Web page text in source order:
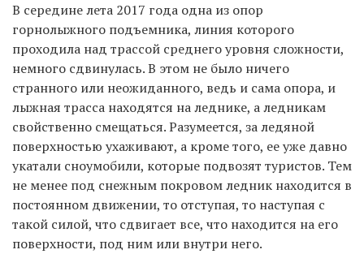
В середине лета 2017 года одна из опор
горнолыжного подъемника, линия которого
проходила над трассой среднего уровня сложности,
немного сдвинулась. В этом не было ничего
странного или неожиданного, ведь и сама опора, и
лыжная трасса находятся на леднике, а ледникам
свойственно смещаться. Разумеется, за ледяной
поверхностью ухаживают, а кроме того, ее уже давно
укатали сноумобили, которые подвозят туристов. Тем
не менее под снежным покровом ледник находится в
постоянном движении, то отступая, то наступая с
такой силой, что сдвигает все, что находится на его
поверхности, под ним или внутри него.